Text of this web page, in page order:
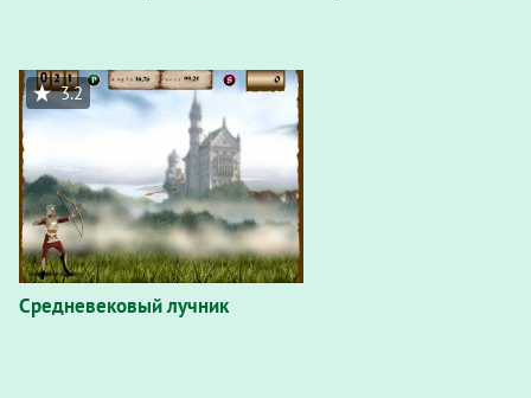
Средневековый лучник
3.2